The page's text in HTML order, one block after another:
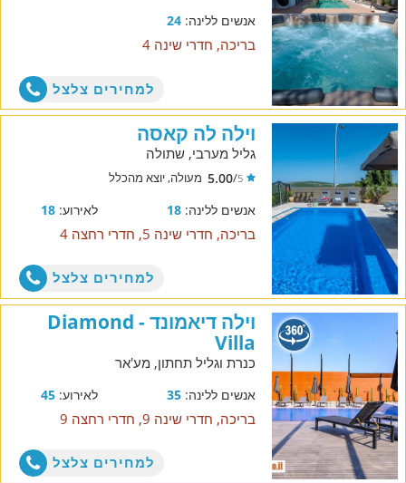
אנשים ללינה:24
בריכה, חדרי שינה 4
למחירים צלצל
וילה לה קאסה
גליל מערבי, שתולה
5
/
5.00 מעולה, יוצא מהכלל
אנשים ללינה:18 לאירוע:18
בריכה, חדרי שינה 5, חדרי רחצה 4
למחירים צלצל
וילה דיאמונד - Diamond
Villa
כנרת וגליל תחתון, מע'אר
אנשים ללינה:35 לאירוע:45
בריכה, חדרי שינה 9, חדרי רחצה 9
למחירים צלצל